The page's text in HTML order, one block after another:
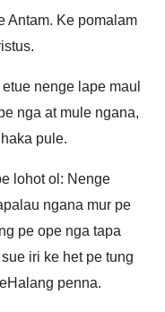
Antam. Ke pomalam
nenge lape maul
nga at mule ngana,
pule.
lohot ol: Nenge
ngana mur pe
pe ope nga tapa
iri ke het pe tung
penna.